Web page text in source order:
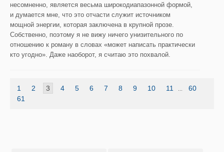
несомненно, является весьма широкодиапазонной формой,
и думается мне, что это отчасти служит источником
мощной энергии, которая заключена в крупной прозе.
Собственно, поэтому я не вижу ничего унизительного по
отношению к роману в словах «может написать практически
кто угодно». Даже наоборот, я считаю это похвалой.
1 2 3 4 5 6 7 8 9 10 11
60
61